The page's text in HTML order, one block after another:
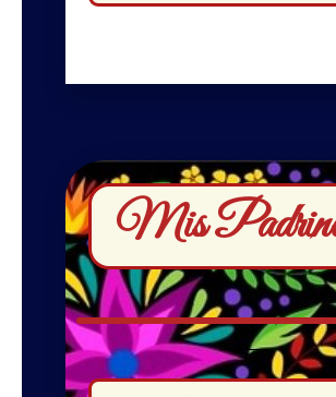
Mis